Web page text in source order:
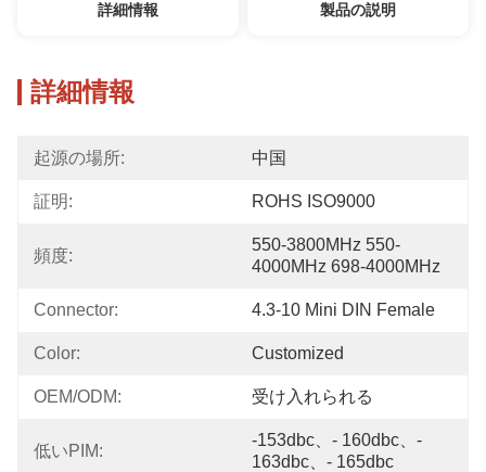
詳細情報 製品の説明
詳細情報
起源の場所: 中国
証明: ROHS ISO9000
頻度:
550-3800MHz 550-
4000MHz 698-4000MHz
Connector: 4.3-10 Mini DIN Female
Color: Customized
OEM/ODM: 受け入れられる
低いPIM:
-153dbc、- 160dbc、-
163dbc、- 165dbc